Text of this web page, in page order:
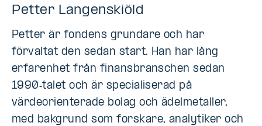
Petter Langenskiöld
Petter är fondens grundare och har
förvaltat den sedan start. Han har lång
erfarenhet från finansbranschen sedan
1990‑talet och är specialiserad på
värdeorienterade bolag och ädelmetaller,
med bakgrund som forskare, analytiker och